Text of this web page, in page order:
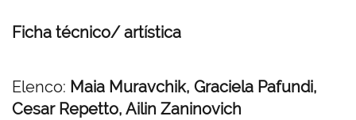
Ficha técnico/ artística
Elenco: Maia Muravchik, Graciela Pafundi,
Cesar Repetto, Ailin Zaninovich